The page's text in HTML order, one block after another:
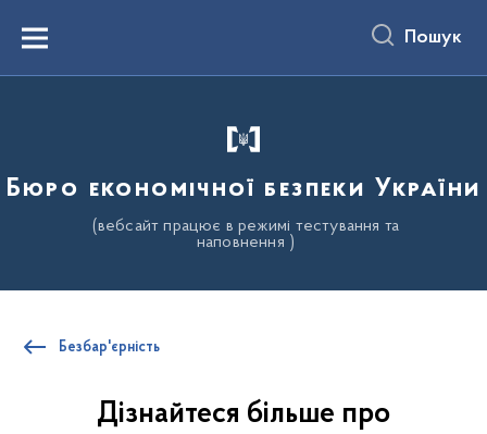
вмістуMenu Пошук
Бюро економічної безпеки України
(вебсайт працює в режимі тестування та
наповнення )
Безбар'єрність
Дізнайтеся більше про